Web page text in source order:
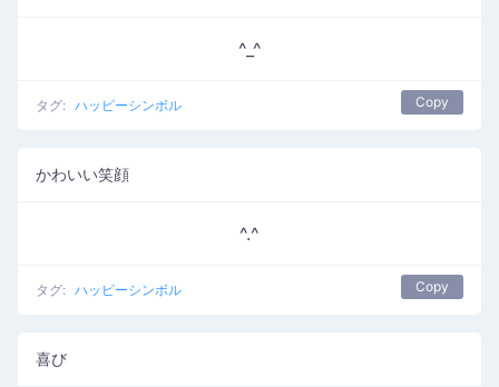
^_^
タグ: ハッピーシンボル Copy
かわいい笑顔
^.^
タグ: ハッピーシンボル Copy
喜び